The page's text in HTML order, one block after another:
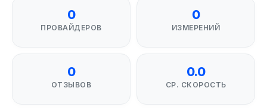
0
ПРОВАЙДЕРОВ
0
ИЗМЕРЕНИЙ
0
ОТЗЫВОВ
0.0
СР. СКОРОСТЬ